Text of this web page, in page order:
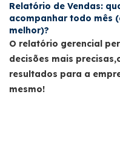
Relatório de Vendas:
acompanhar todo mês
melhor)?
O relatório gerencial
decisões mais
resultados para a
mesmo!